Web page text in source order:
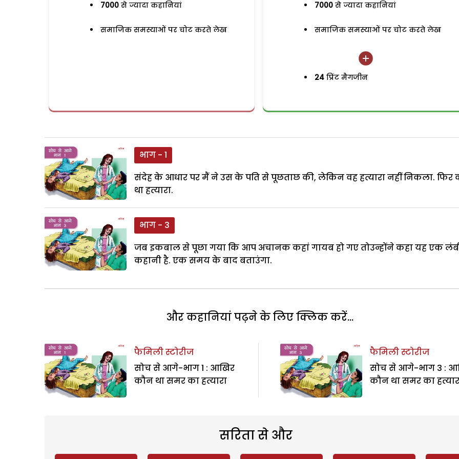
7000 से ज्यादा कहानियां
समाजिक समस्याओं पर चोट करते लेख
7000 से ज्यादा कहानियां
समाजिक समस्याओं पर चोट करते लेख
24 प्रिंट मैगजीन
भाग - 1
संदेह के आधार पर मैं ने उस के पति से पूछताछ की, लेकिन वह हत्यारा नहीं निकला. फिर
था हत्यारा.
भाग - 3
जब इकबाल से पूछा गया कि आप अचानक कहां गायब हो गए तोउन्होंने कहा यह एक
कहानी है. एक समय के बाद बताउंगा.
और कहानियां पढ़ने के लिए क्लिक करें...
फैमिली स्टोरीज
सोच से आगे-भाग 1 : आखिर
कौन था समर का हत्यारा
फैमिली स्टोरीज
सोच से आगे-भाग 3 :
कौन था समर का
सरिता से और